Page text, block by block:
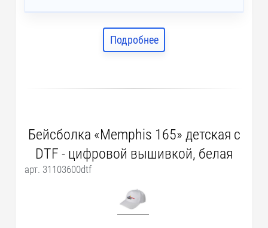
Подробнее
Бейсболка «Memphis 165» детская с
DTF - цифровой вышивкой, белая
арт. 31103600dtf